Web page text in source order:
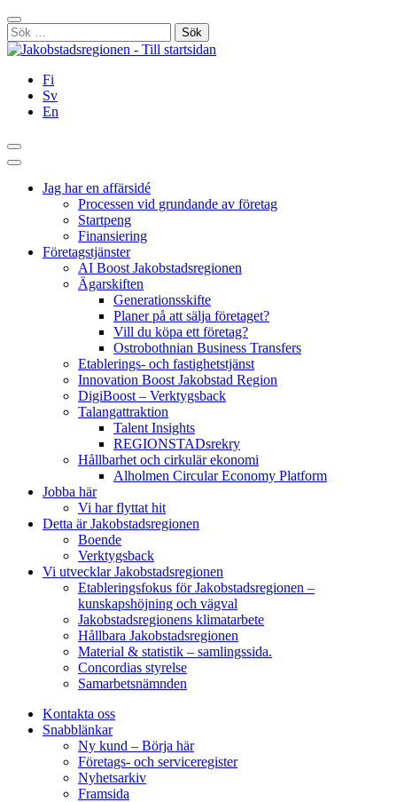
Hoppa
till
innehållet
Stäng
Sök
efter:
Fi
Sv
En
Sök
Huvudmeny
Jag har en affärsidé
Processen vid grundande av företag
Startpeng
Finansiering
Företagstjänster
AI Boost Jakobstadsregionen
Ägarskiften
Generationsskifte
Planer på att sälja företaget?
Vill du köpa ett företag?
Ostrobothnian Business Transfers
Etablerings- och fastighetstjänst
Innovation Boost Jakobstad Region
DigiBoost – Verktygsback
Talangattraktion
Talent Insights
REGIONSTADsrekry
Hållbarhet och cirkulär ekonomi
Alholmen Circular Economy Platform
Jobba här
Vi har flyttat hit
Detta är Jakobstadsregionen
Boende
Verktygsback
Vi utvecklar Jakobstadsregionen
Etableringsfokus för Jakobstadsregionen –
kunskapshöjning och vägval
Jakobstadsregionens klimatarbete
Hållbara Jakobstadsregionen
Material & statistik – samlingssida.
Concordias styrelse
Samarbetsnämnden
Kontakta oss
Snabblänkar
Ny kund – Börja här
Företags- och serviceregister
Nyhetsarkiv
Framsida